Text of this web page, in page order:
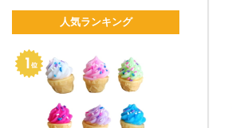
人気ランキング